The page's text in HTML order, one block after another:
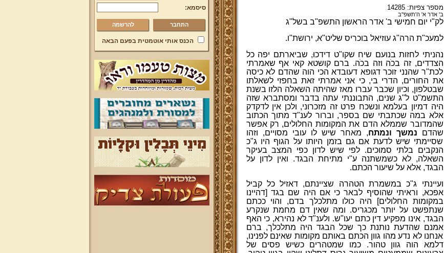
מספר צפיות: 14285
ב' אדר א' ה'תשפ''ב
לק"י יום חמישי ב' אדר הראשון התשפ"ב בשל"ג
למעכ"ת הרה"ג עוזיאל בוכריס שליט"א, ירושת"ו.
נהניתי לחזות בנועם שיח שקו"ט דידכו, שביארתם יפה כל
הצדדים, זה בכה וזה בכה. ברם קושטא קאי אף שאמרתי
לכת"ר שהנני זוכר דגופא דעובדא הכי הוה שהדם לא כיסה
את החורים, הדרי בי, כי אני אמרתי זאת בחפזי לשאלתו
שבטלפון, וכיון שכבר עברו מאז שהיתה השאלה הלזו בשנת
התשמ"ט ל"ג שנים, התבוננתי עתה בדבר ומסתברא שזה
היה דמיון בעלמא ונשכח פרט זה מזכרוני, ולכן אין לדקדק
אלא במה שכתבתי שם בספר, וברור לענ"ד מתוך הכתוב
שהמדובר שממלא הדם את המקומות החלולים, רק אפשר
שהדם נמשך ונמתח, מאחר שיש לו עובי מסויים, וזהו
שסיימתי שיש לדעת אם גם בזמן היותו על הגוף היו ג"כ
הנקבים בלתי סמוכים. לפי שיש לדון כפי המצב בעיקר
השאלה, לא כשמשתנה ע"י מתיחת הבגד. ואין לדון על
הבגד, אלא על שיעור הכתם.
ועיינתי ג"כ במשמרת הטהרה שציינתם, דאזיל כל קביל
אפכא, וראיתי שהוסיף לבאר כי אם היה שם בגד [דהיינו
במקומות החלולים] היה כולו מתלכלך בדם, והוי ככתם
שנתפשט על יותר מכגריס. ומה שאין דם מחמת שנקרע
הבגד, אינו מפקיע דין כתם יעו"ש. ולענ"ד לא נהירא, כי האף
אמנם שהדעת נותנת כך שכל הבגד היה מתלכלך, ברם
אנחנו לא נדע מהו גוון הכתם באותם מקומות שאינם לפנינו,
דלמא הוה גוון טהור. כמו שמטהרים כשיש פסים של
סיסמא:
להרשמה
הכנס אותי אוטמטית בפעם הבאה